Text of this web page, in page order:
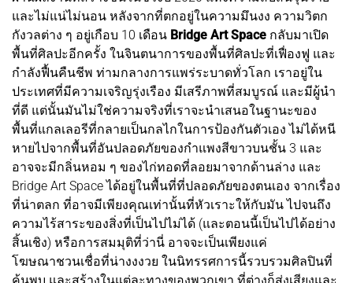
และไม่แน่ไม่นอน หลังจากที่ตกอยู่ในความมึนงง ความวิตก
กังวลต่าง ๆ อยู่เกือบ 10 เดือน Bridge Art Space กลับมาเปิด
พื้นที่ศิลปะอีกครั้ง ในจินตนาการของพื้นที่ศิลปะที่เฟื่องฟู และ
กำลังฟื้นคืนชีพ ท่ามกลางการแพร่ระบาดทั่วโลก เราอยู่ใน
ประเทศที่มีความเจริญรุ่งเรือง มีเสรีภาพที่สมบูรณ์ และมีผู้นำ
ที่ดี แต่นั้นมันไม่ใช่ความจริงที่เราจะนำเสนอในฐานะของ
พื้นที่แกลเลอรีที่กลายเป็นกลไกในการป้องกันตัวเอง ไม่ได้หนี
หายไปจากพื้นที่อันปลอดภัยของกำแพงสีขาวบนชั้น 3 และ
อาจจะมีกลิ่นหอม ๆ ของไก่ทอดที่ลอยมาจากด้านล่าง และ
Bridge Art Space ได้อยู่ในพื้นที่ที่ปลอดภัยของตนเอง จากเรื่อง
ที่น่าตลก ที่อาจมีเพียงคุณเท่านั้นที่หัวเราะให้กับมัน ไปจนถึง
ความไร้สาระของสิ่งที่เป็นไปไม่ได้ (และตอนนี้เป็นไปได้อย่าง
สิ้นเชิง) หรือการสมมุติที่ว่านี่ อาจจะเป็นเพียงแค่
โฆษณาชวนเชื่อที่น่างงงวย ในนิทรรศการนี้รวบรวมศิลปินที่